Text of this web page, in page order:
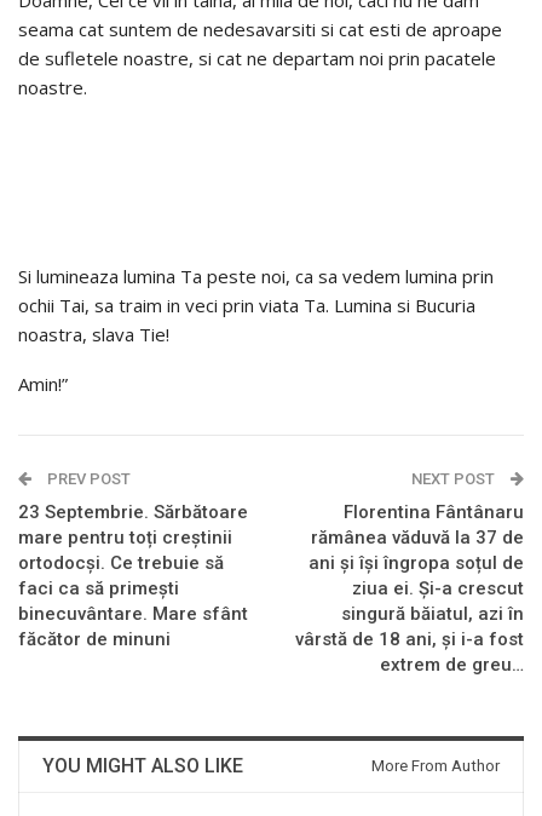
seama cat suntem de nedesavarsiti si cat esti de aproape
de sufletele noastre, si cat ne departam noi prin pacatele
noastre.
Si lumineaza lumina Ta peste noi, ca sa vedem lumina prin
ochii Tai, sa traim in veci prin viata Ta. Lumina si Bucuria
noastra, slava Tie!
Amin!”
PREV POST
23 Septembrie. Sărbătoare
mare pentru toți creștinii
ortodocși. Ce trebuie să
faci ca să primești
binecuvântare. Mare sfânt
făcător de minuni
NEXT POST
Florentina Fântânaru
rămânea văduvă la 37 de
ani și își îngropa soțul de
ziua ei. Și-a crescut
singură băiatul, azi în
vârstă de 18 ani, și i-a fost
extrem de greu…
YOU MIGHT ALSO LIKE More From Author